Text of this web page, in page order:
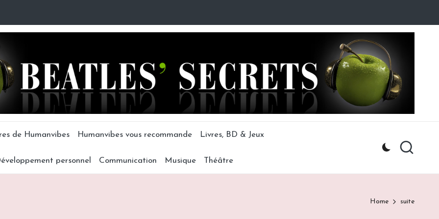
de Humanvibes Humanvibes vous recommande Livres, BD & Jeux
personnel Communication Musique Théâtre
Home suite